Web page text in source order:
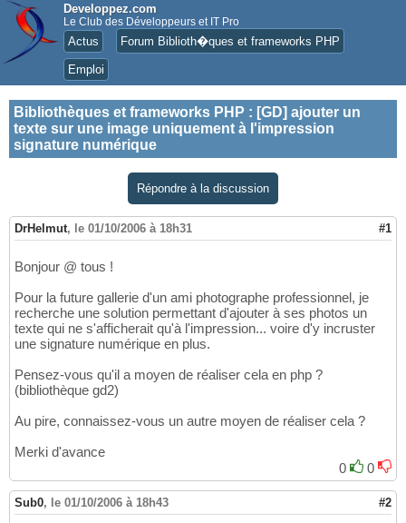
Developpez.com
Le Club des Développeurs et IT Pro
Actus Forum Biblioth�ques et frameworks PHP
Emploi
Bibliothèques et frameworks PHP : [GD] ajouter un
texte sur une image uniquement à l'impression
signature numérique
Répondre à la discussion
DrHelmut, le 01/10/2006 à 18h31 #1
Bonjour @ tous !
Pour la future gallerie d'un ami photographe professionnel, je
recherche une solution permettant d'ajouter à ses photos un
texte qui ne s'afficherait qu'à l'impression... voire d'y incruster
une signature numérique en plus.
Pensez-vous qu'il a moyen de réaliser cela en php ?
(bibliothèque gd2)
Au pire, connaissez-vous un autre moyen de réaliser cela ?
Merki d'avance
0
0
Sub0, le 01/10/2006 à 18h43 #2